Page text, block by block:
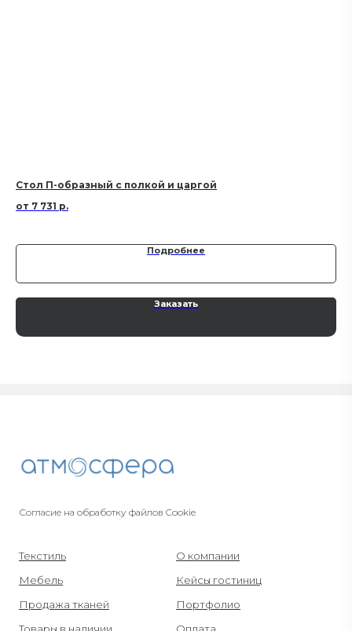
Стол П-образный с полкой и царгой
7 731 р.
Подробнее
Заказать
Согласие на обработку файлов Cookie
Текстиль
Мебель
Продажа тканей
Товары в наличии
О компании
Кейсы гостиниц
Портфолио
Оплата